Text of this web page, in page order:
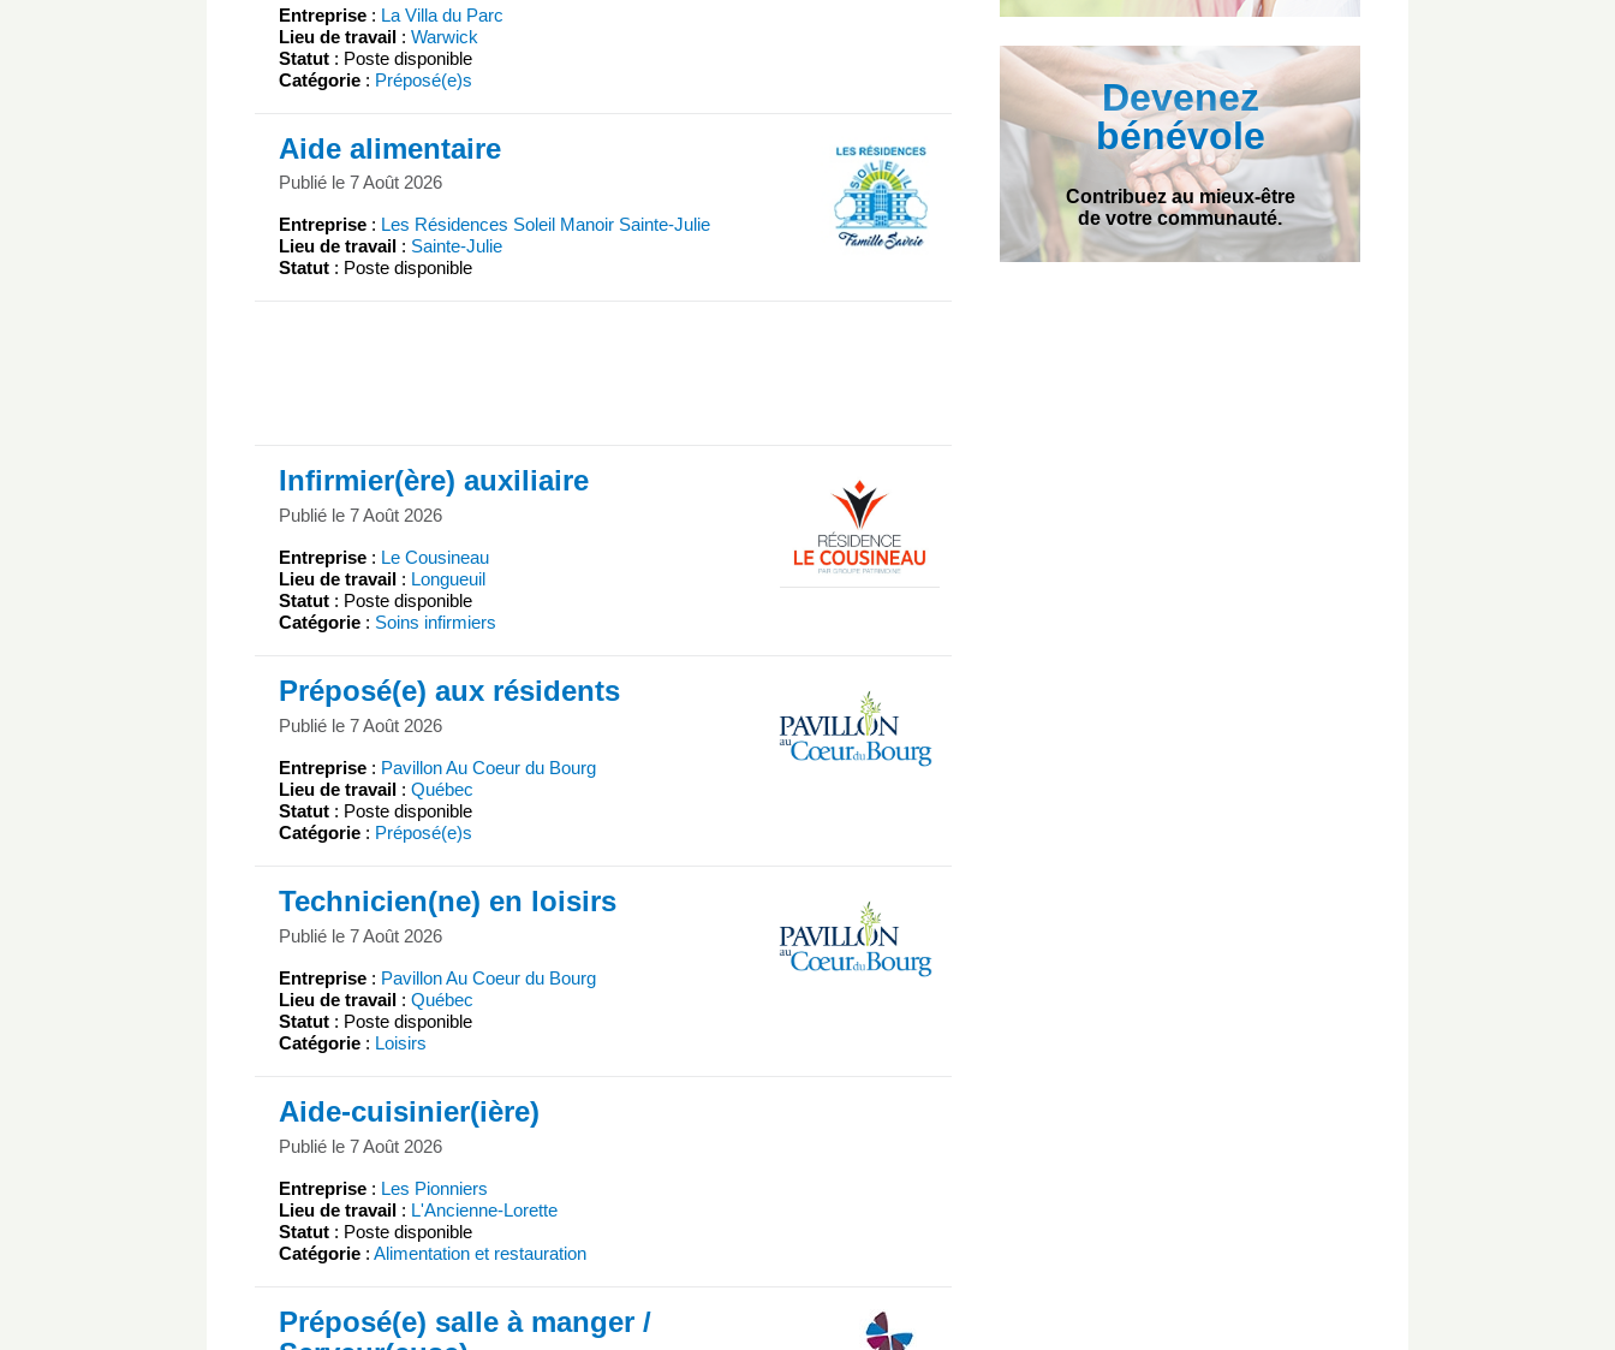
Entreprise : La Villa du Parc
Lieu de travail : Warwick
Statut : Poste disponible
Catégorie : Préposé(e)s
Aide alimentaire
Publié le 7 Août 2026
Entreprise : Les Résidences Soleil Manoir Sainte-Julie
Lieu de travail : Sainte-Julie
Statut : Poste disponible
Infirmier(ère) auxiliaire
Publié le 7 Août 2026
Entreprise : Le Cousineau
Lieu de travail : Longueuil
Statut : Poste disponible
Catégorie : Soins infirmiers
Préposé(e) aux résidents
Publié le 7 Août 2026
Entreprise : Pavillon Au Coeur du Bourg
Lieu de travail : Québec
Statut : Poste disponible
Catégorie : Préposé(e)s
Technicien(ne) en loisirs
Publié le 7 Août 2026
Entreprise : Pavillon Au Coeur du Bourg
Lieu de travail : Québec
Statut : Poste disponible
Catégorie : Loisirs
Aide-cuisinier(ière)
Publié le 7 Août 2026
Entreprise : Les Pionniers
Lieu de travail : L'Ancienne-Lorette
Statut : Poste disponible
Catégorie : Alimentation et restauration
Préposé(e) salle à manger /
Devenez
bénévole
Contribuez au mieux-être
de votre communauté.